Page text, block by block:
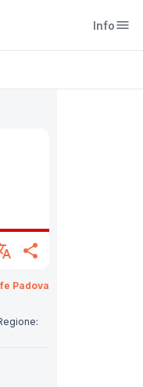
Infomenu
share
Padova